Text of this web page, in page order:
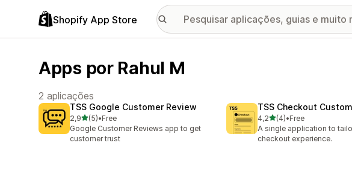
Shopify App Store
Apps por Rahul M
2 aplicações
TSS Google Customer Review
2,9de 5 estrelas
(5)
5 total de avaliações
•Free
Google Customer Reviews app to get
customer trust
TSS Checkout
4,2de 5 estrelas
(4)
4 total de avaliações
•Free
A single application to
checkout experience.